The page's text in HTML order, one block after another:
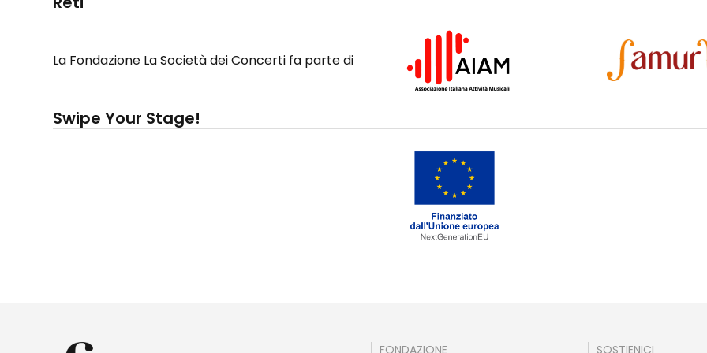
La Fondazione La Società dei Concerti fa parte di
Swipe Your Stage!
FONDAZIONE SOSTIENICI